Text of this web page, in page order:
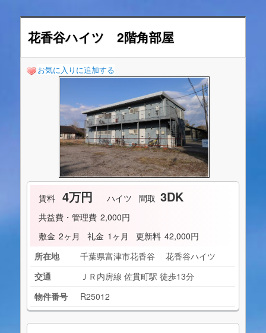
花香谷ハイツ 2階角部屋
お気に入りに追加する
賃料 4万円 ハイツ 間取 3DK
共益費・管理費 2,000円
敷金 2ヶ月 礼金 1ヶ月 更新料 42,000円
所在地
千葉県富津市花香谷 花香谷ハイツ
交通
ＪＲ内房線 佐貫町駅 徒歩13分
物件番号
R25012